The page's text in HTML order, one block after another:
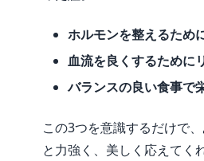
ホルモンを整えるため
血流を良くするために
バランスの良い食事で
この3つを意識するだけで
と力強く、美しく応えてく